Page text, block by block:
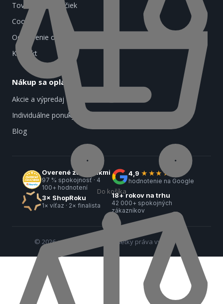
Do košíka
Tovar podľa značiek
Cookies
Odstúpenie od zmluvy
Kontakt
Nákup sa oplatí
Akcie a výpredaj
Individuálne ponuky
Blog
Overené zákazníkmi
97 % spokojnosť · 4
100+ hodnotení
4,9 ★★★★★
hodnotenie na Google
3× ShopRoku
1× víťaz · 2× finalista
18+ rokov na trhu
42 000+ spokojných
zákazníkov
© 2026 e-spotrebiče.sk — Všetky práva vyhradené.